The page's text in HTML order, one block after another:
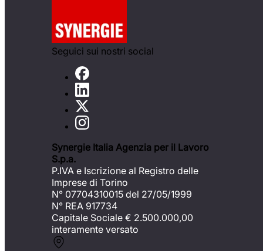
Seguici sui nostri social
Synergie Italia Agenzia per il Lavoro
S.p.a.
P.IVA e Iscrizione al Registro delle
Imprese di Torino
N° 07704310015 del 27/05/1999
N° REA 917734
Capitale Sociale € 2.500.000,00
interamente versato